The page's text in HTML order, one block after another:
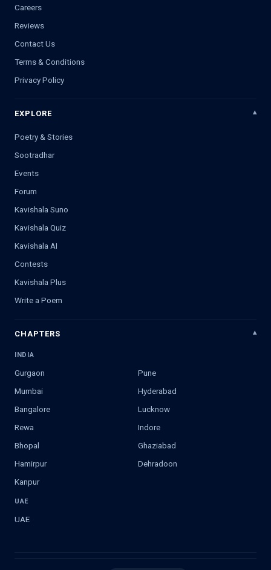
Careers
Reviews
Contact Us
Terms & Conditions
Privacy Policy
EXPLORE
Poetry & Stories
Sootradhar
Events
Forum
Kavishala Suno
Kavishala Quiz
Kavishala AI
Contests
Kavishala Plus
Write a Poem
CHAPTERS
INDIA
Gurgaon
Pune
Mumbai
Hyderabad
Bangalore
Lucknow
Rewa
Indore
Bhopal
Ghaziabad
Hamirpur
Dehradoon
Kanpur
UAE
UAE